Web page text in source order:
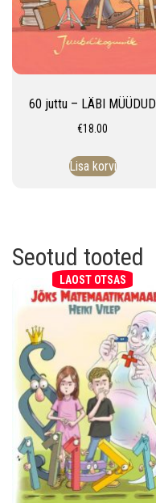
60 juttu – LÄBI MÜÜDUD
€18.00
Lisa korvi
Seotud tooted
LAOST OTSAS